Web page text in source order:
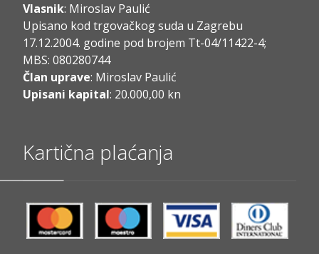
Vlasnik: Miroslav Paulić
Upisano kod trgovačkog suda u Zagrebu
17.12.2004. godine pod brojem Tt-04/11422-4;
MBS: 080280744
Član uprave: Miroslav Paulić
Upisani kapital: 20.000,00 kn
Kartična plaćanja